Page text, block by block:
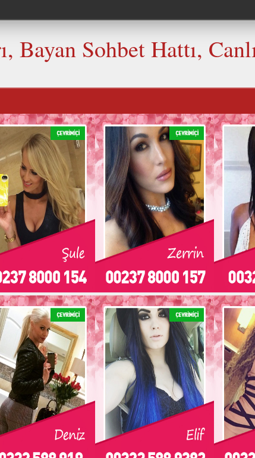
Bayan Sohbet Hattı,